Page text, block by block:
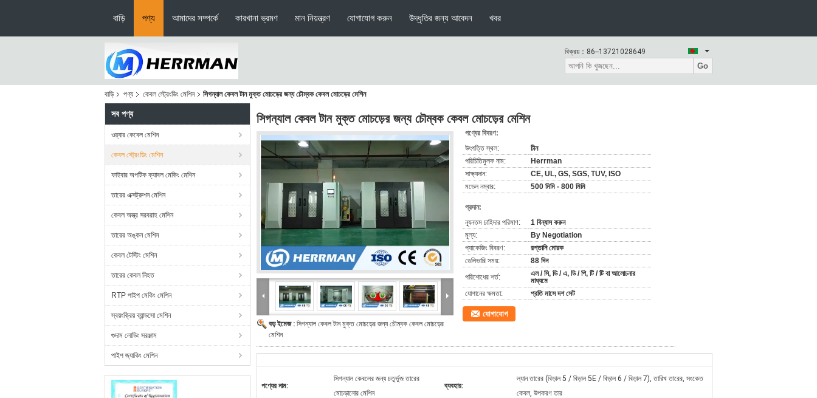
বাড়ি পণ্য আমাদের সম্পর্কে কারখানা ভ্রমণ মান নিয়ন্ত্রণ যোগাযোগ করুন উদ্ধৃতির জন্য আবেদন খবর
বিক্রয়： 86--13721028649
Go
বাড়ি পণ্য কেবল স্ট্রেংডিং মেশিন সিগন্যাল কেবল টান মুক্ত মোচড়ের জন্য চৌম্বক কেবল মোচড়ের মেশিন
সব পণ্য
ওয়্যার কেবেল মেশিন
কেবল স্ট্রেংডিং মেশিন
ফাইবার অপটিক ক্যাবল মেকিং মেশিন
তারের এক্সট্রুশন মেশিন
কেবল অস্ত্র সরবরাহ মেশিন
তারের অঙ্কন মেশিন
কেবল টেস্টিং মেশিন
তারের কেবল নিহত
RTP পাইপ মেকিং মেশিন
স্বয়ংক্রিয় ব্যান্ডসো মেশিন
গুদাম লোডিং সরঞ্জাম
পাইপ জ্যাকিং মেশিন
সিগন্যাল কেবল টান মুক্ত মোচড়ের জন্য চৌম্বক কেবল মোচড়ের মেশিন
বড় ইমেজ : সিগন্যাল কেবল টান মুক্ত মোচড়ের জন্য চৌম্বক কেবল মোচড়ের
মেশিন
পণ্যের বিবরণ:
উৎপত্তি স্থল:
চীন
পরিচিতিমুলক নাম:
Herrman
সাক্ষ্যদান:
CE, UL, GS, SGS, TUV, ISO
মডেল নম্বার:
500 মিমি - 800 মিমি
প্রদান:
ন্যূনতম চাহিদার পরিমাণ:
1 বিন্যাস করুন
মূল্য:
By Negotiation
প্যাকেজিং বিবরণ:
রপ্তানি মোরক
ডেলিভারি সময়:
88 দিন
পরিশোধের শর্ত:
এল / সি, ডি / এ, ডি / পি, টি / টি বা আলোচনার
মাধ্যমে
যোগানের ক্ষমতা:
প্রতি মাসে দশ সেট
যোগাযোগ
পণ্যের নাম:
সিগন্যাল কেবলের জন্য চতুর্ভুজ তারের
মোচড়ানোর মেশিন
ব্যবহার:
ল্যান তারের (বিড়াল 5 / বিড়াল 5E / বিড়াল 6 / বিড়াল 7), তারিখ তারের, সংকেত
কেবল, উপকরণ তার